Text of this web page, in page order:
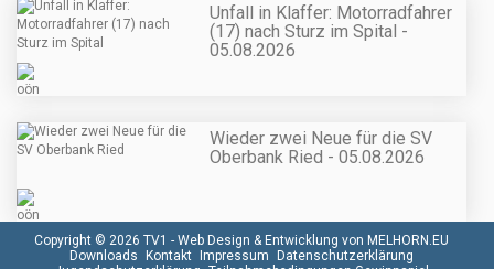
Unfall in Klaffer: Motorradfahrer
(17) nach Sturz im Spital -
05.08.2026
Wieder zwei Neue für die SV
Oberbank Ried - 05.08.2026
Copyright © 2026 TV1 - Web Design & Entwicklung von MELHORN.EU
Downloads
Kontakt Impressum
Datenschutzerklärung